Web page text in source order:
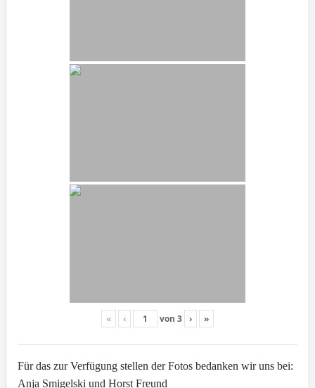
« ‹ von 3 › »
Für das zur Verfügung stellen der Fotos bedanken wir uns bei:
Anja Smigelski und Horst Freund